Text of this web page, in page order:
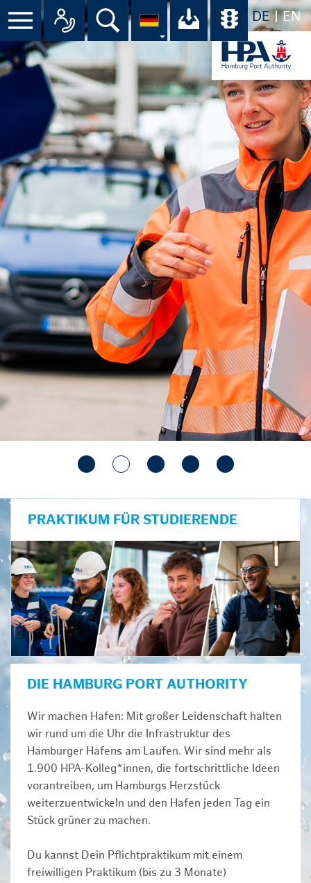
DE EN
Menü Alle Ansprechpartner im
Suche Ihr Download-
PRAKTIKUM FÜR STUDIERENDE
DIE HAMBURG PORT AUTHORITY
Wir machen Hafen: Mit großer Leidenschaft halten
wir rund um die Uhr die Infrastruktur des
Hamburger Hafens am Laufen. Wir sind mehr als
1.900 HPA-Kolleg*innen, die fortschrittliche Ideen
vorantreiben, um Hamburgs Herzstück
weiterzuentwickeln und den Hafen jeden Tag ein
Stück grüner zu machen.
Du kannst Dein Pflichtpraktikum mit einem
freiwilligen Praktikum (bis zu 3 Monate)